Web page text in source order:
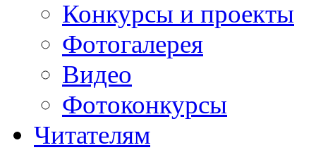
Конкурсы и проекты
Фотогалерея
Видео
Фотоконкурсы
Читателям